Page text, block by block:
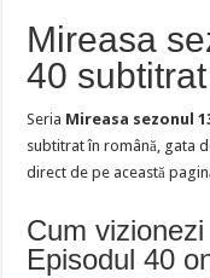
Mireasa
40
Seria Mireasa sezonul
subtitrat în română, gata
direct de pe această
Cum
Episodul 40